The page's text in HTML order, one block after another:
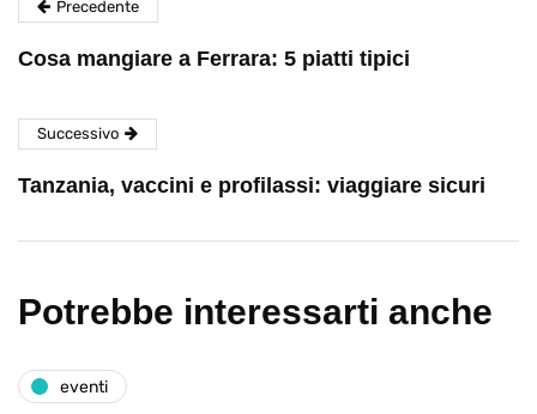
Precedente
Cosa mangiare a Ferrara: 5 piatti tipici
Successivo
Tanzania, vaccini e profilassi: viaggiare sicuri
Potrebbe interessarti anche
eventi